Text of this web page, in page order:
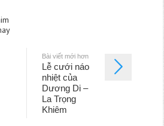
Bài viết mới hơn
Lễ cưới náo
nhiệt của
Dương Di –
La Trọng
Khiêm